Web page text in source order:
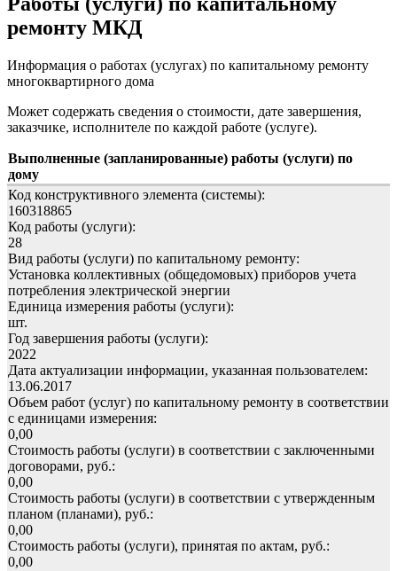
ремонту МКД
Информация о работах (услугах) по капитальному ремонту
многоквартирного дома
Может содержать сведения о стоимости, дате завершения,
заказчике, исполнителе по каждой работе (услуге).
Выполненные (запланированные) работы (услуги) по
дому
Код конструктивного элемента (системы):
160318865
Код работы (услуги):
28
Вид работы (услуги) по капитальному ремонту:
Установка коллективных (общедомовых) приборов учета
потребления электрической энергии
Единица измерения работы (услуги):
шт.
Год завершения работы (услуги):
2022
Дата актуализации информации, указанная пользователем:
13.06.2017
Объем работ (услуг) по капитальному ремонту в соответствии
с единицами измерения:
0,00
Стоимость работы (услуги) в соответствии с заключенными
договорами, руб.:
0,00
Стоимость работы (услуги) в соответствии с утвержденным
планом (планами), руб.:
0,00
Стоимость работы (услуги), принятая по актам, руб.:
0,00